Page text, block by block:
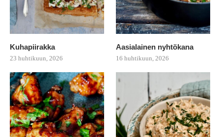
Kuhapiirakka
23 huhtikuun, 2026
Aasialainen nyhtökana
16 huhtikuun, 2026